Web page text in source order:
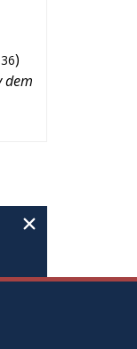
)
dem